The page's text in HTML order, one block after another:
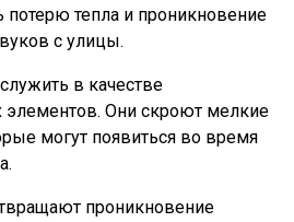
потерю тепла и проникновение
с улицы.
в качестве
элементов. Они скроют мелкие
могут появиться во время
проникновение